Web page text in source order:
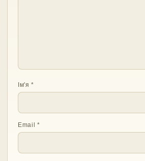
Ім'я*
Email*